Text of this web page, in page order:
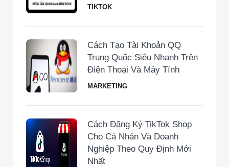
TIKTOK
Cách Tạo Tài Khoản QQ
Trung Quốc Siêu Nhanh Trên
Điện Thoại Và Máy Tính
MARKETING
Cách Đăng Ký TikTok Shop
Cho Cá Nhân Và Doanh
Nghiệp Theo Quy Định Mới
Nhất